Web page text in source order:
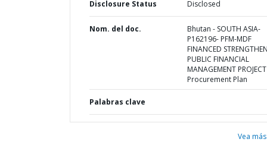
Disclosure Status Disclosed
Nom. del doc.
Bhutan - SOUTH ASIA-
P162196- PFM-MDF
FINANCED
PUBLIC FINANCIAL
MANAGEMENT
Procurement Plan
Palabras clave
Vea más